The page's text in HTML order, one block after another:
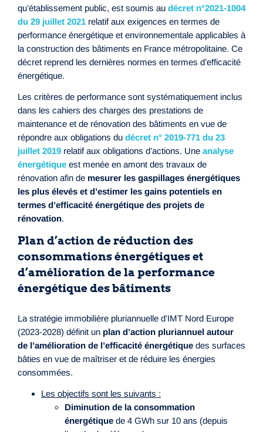
qu’établissement public, est soumis au décret n°2021-1004
du 29 juillet 2021 relatif aux exigences en termes de
performance énergétique et environnementale applicables à
la construction des bâtiments en France métropolitaine. Ce
décret reprend les dernières normes en termes d’efficacité
énergétique.
Les critères de performance sont systématiquement inclus
dans les cahiers des charges des prestations de
maintenance et de rénovation des bâtiments en vue de
répondre aux obligations du décret n° 2019-771 du 23
juillet 2019 relatif aux obligations d’actions. Une analyse
énergétique est menée en amont des travaux de
rénovation afin de mesurer les gaspillages énergétiques
les plus élevés et d’estimer les gains potentiels en
termes d’efficacité énergétique des projets de
rénovation.
Plan d’action de réduction des
consommations énergétiques et
d’amélioration de la performance
énergétique des bâtiments
La stratégie immobilière pluriannuelle d’IMT Nord Europe
(2023-2028) définit un plan d’action pluriannuel autour
de l’amélioration de l’efficacité énergétique des surfaces
bâties en vue de maîtriser et de réduire les énergies
consommées.
Les objectifs sont les suivants :
Diminution de la consommation
énergétique de 4 GWh sur 10 ans (depuis